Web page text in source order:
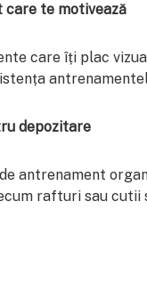
care te motivează
care îți plac
depozitare
antrenament
rafturi sau cutii